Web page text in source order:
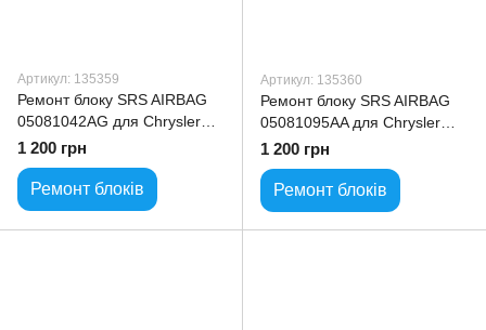
Артикул: 135359
Ремонт блоку SRS AIRBAG
05081042AG для Chrysler
300C
1 200 грн
Ремонт блоків
Артикул: 135360
Ремонт блоку SRS AIRBAG
05081095AA для Chrysler
300C
1 200 грн
Ремонт блоків